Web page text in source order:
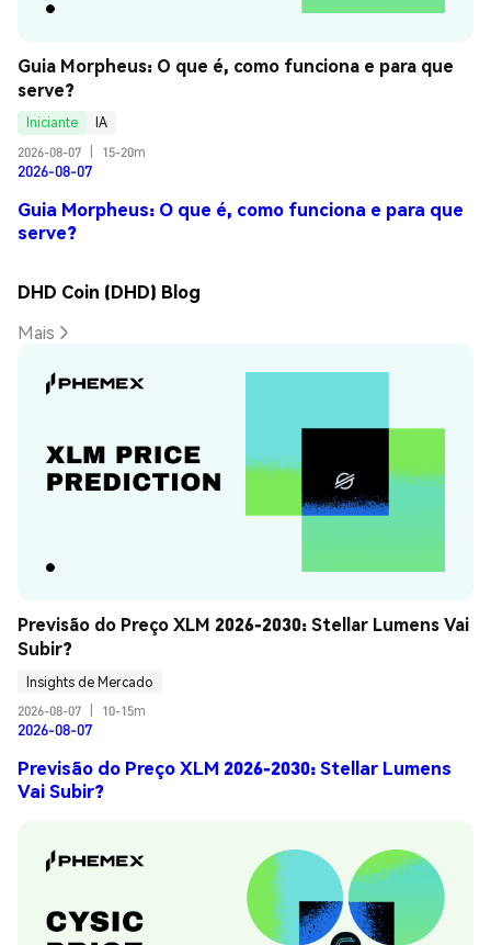
Guia Morpheus: O que é, como funciona e para que
serve?
Iniciante
IA
2026-08-07
15-20m
2026-08-07
Guia Morpheus: O que é, como funciona e para que
serve?
DHD Coin (DHD) Blog
Mais
Previsão do Preço XLM 2026-2030: Stellar Lumens Vai
Subir?
Insights de Mercado
2026-08-07
10-15m
2026-08-07
Previsão do Preço XLM 2026-2030: Stellar Lumens
Vai Subir?